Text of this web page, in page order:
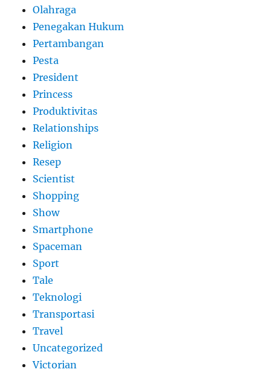
Olahraga
Penegakan Hukum
Pertambangan
Pesta
President
Princess
Produktivitas
Relationships
Religion
Resep
Scientist
Shopping
Show
Smartphone
Spaceman
Sport
Tale
Teknologi
Transportasi
Travel
Uncategorized
Victorian